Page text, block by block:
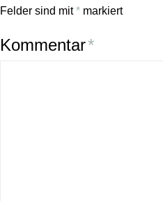
Felder sind mit* markiert
Kommentar*